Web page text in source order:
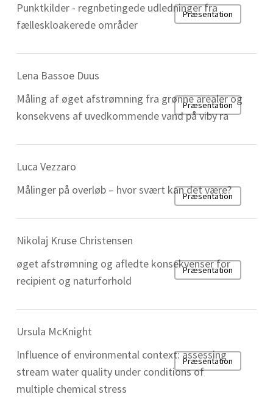
Punktkilder - regnbetingede udledninger fra
fælleskloakerede områder
Præsentation
Lena Bassoe Duus
Måling af øget afstrømning fra grønne arealer og
konsekvens af uvedkommende vand på viby ra
Præsentation
Luca Vezzaro
Målinger på overløb – hvor svært kan det være?
Præsentation
Nikolaj Kruse Christensen
øget afstrømning og afledte konsekvenser for
recipient og naturforhold
Præsentation
Ursula McKnight
Influence of environmental context: assessing
stream water quality under conditions of
multiple chemical stress
Præsentation